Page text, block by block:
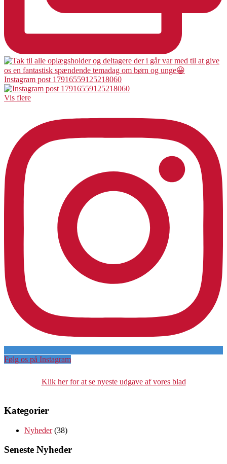
Instagram post 17916559125218060
Vis flere
Følg os på Instagram
Klik her for at se nyeste udgave af vores blad
Kategorier
Nyheder(38)
Seneste Nyheder